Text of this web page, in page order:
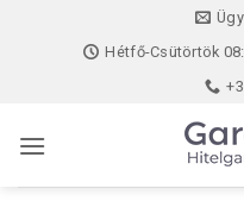
Hétfő-Csütörtök